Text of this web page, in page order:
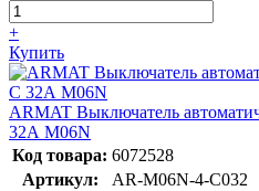
+
Купить
ARMAT Выключатель
32А M06N
Код товара: 6072528
Артикул:
AR-M06N-4-C032